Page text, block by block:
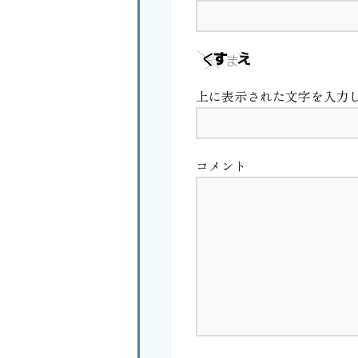
上に表示された文字を入力
コメント